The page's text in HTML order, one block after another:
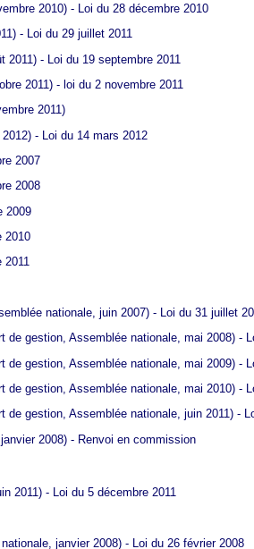
2010) - Loi du 28 décembre 2010
- Loi du 29 juillet 2011
- Loi du 19 septembre 2011
2011) - loi du 2 novembre 2011
2011)
- Loi du 14 mars 2012
2007
2008
2009
2010
2011
nationale, juin 2007) - Loi du 31 juillet
gestion, Assemblée nationale, mai 2008) -
gestion, Assemblée nationale, mai 2009) -
gestion, Assemblée nationale, mai 2010) -
gestion, Assemblée nationale, juin 2011) -
2008) - Renvoi en commission
2011) - Loi du 5 décembre 2011
janvier 2008) - Loi du 26 février 2008